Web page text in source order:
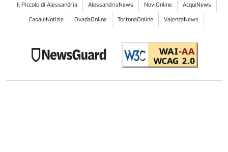
Il Piccolo di Alessandria AlessandriaNews NoviOnline
AcquiNews
CasaleNotizie
OvadaOnline TortonaOnline ValenzaNews